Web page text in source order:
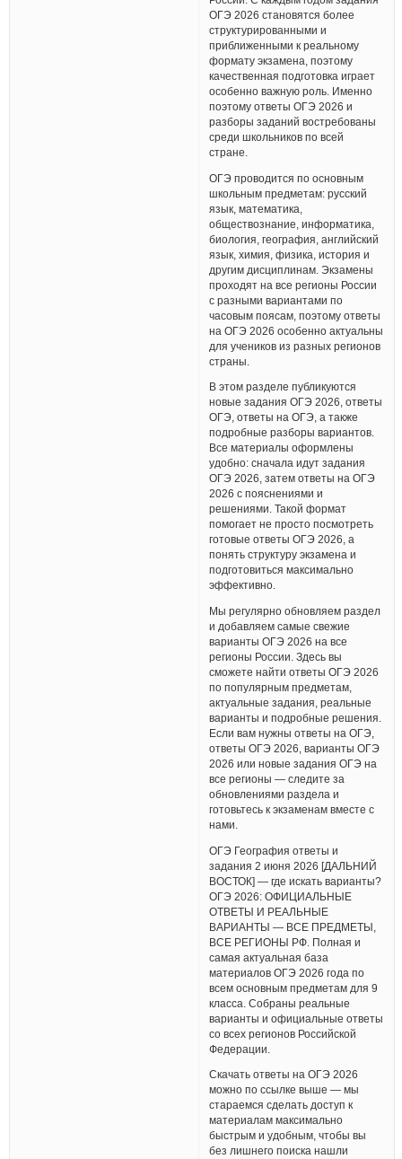
ОГЭ 2026 становятся более
структурированными и
приближенными к реальному
формату экзамена, поэтому
качественная подготовка играет
особенно важную роль. Именно
поэтому ответы ОГЭ 2026 и
разборы заданий востребованы
среди школьников по всей
стране.
ОГЭ проводится по основным
школьным предметам: русский
язык, математика,
обществознание, информатика,
биология, география, английский
язык, химия, физика, история и
другим дисциплинам. Экзамены
проходят на все регионы России
с разными вариантами по
часовым поясам, поэтому ответы
на ОГЭ 2026 особенно актуальны
для учеников из разных регионов
страны.
В этом разделе публикуются
новые задания ОГЭ 2026, ответы
ОГЭ, ответы на ОГЭ, а также
подробные разборы вариантов.
Все материалы оформлены
удобно: сначала идут задания
ОГЭ 2026, затем ответы на ОГЭ
2026 с пояснениями и
решениями. Такой формат
помогает не просто посмотреть
готовые ответы ОГЭ 2026, а
понять структуру экзамена и
подготовиться максимально
эффективно.
Мы регулярно обновляем раздел
и добавляем самые свежие
варианты ОГЭ 2026 на все
регионы России. Здесь вы
сможете найти ответы ОГЭ 2026
по популярным предметам,
актуальные задания, реальные
варианты и подробные решения.
Если вам нужны ответы на ОГЭ,
ответы ОГЭ 2026, варианты ОГЭ
2026 или новые задания ОГЭ на
все регионы — следите за
обновлениями раздела и
готовьтесь к экзаменам вместе с
нами.
ОГЭ География ответы и
задания 2 июня 2026 [ДАЛЬНИЙ
ВОСТОК] — где искать варианты?
ОГЭ 2026: ОФИЦИАЛЬНЫЕ
ОТВЕТЫ И РЕАЛЬНЫЕ
ВАРИАНТЫ — ВСЕ ПРЕДМЕТЫ,
ВСЕ РЕГИОНЫ РФ. Полная и
самая актуальная база
материалов ОГЭ 2026 года по
всем основным предметам для 9
класса. Собраны реальные
варианты и официальные ответы
со всех регионов Российской
Федерации.
Скачать ответы на ОГЭ 2026
можно по ссылке выше — мы
стараемся сделать доступ к
материалам максимально
быстрым и удобным, чтобы вы
без лишнего поиска нашли